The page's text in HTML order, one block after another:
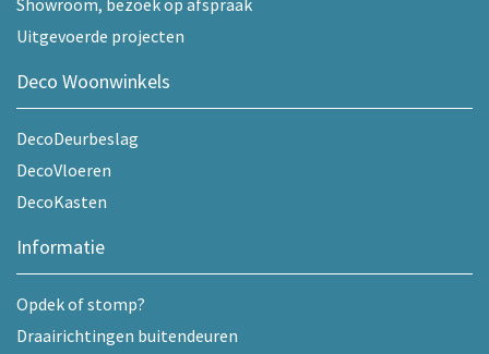
Uitgevoerde projecten
Deco Woonwinkels
DecoDeurbeslag
DecoVloeren
DecoKasten
Informatie
Opdek of stomp?
Draairichtingen buitendeuren